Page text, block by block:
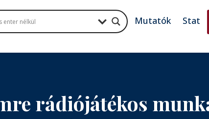
Mutatók Stat
rádiójátékos